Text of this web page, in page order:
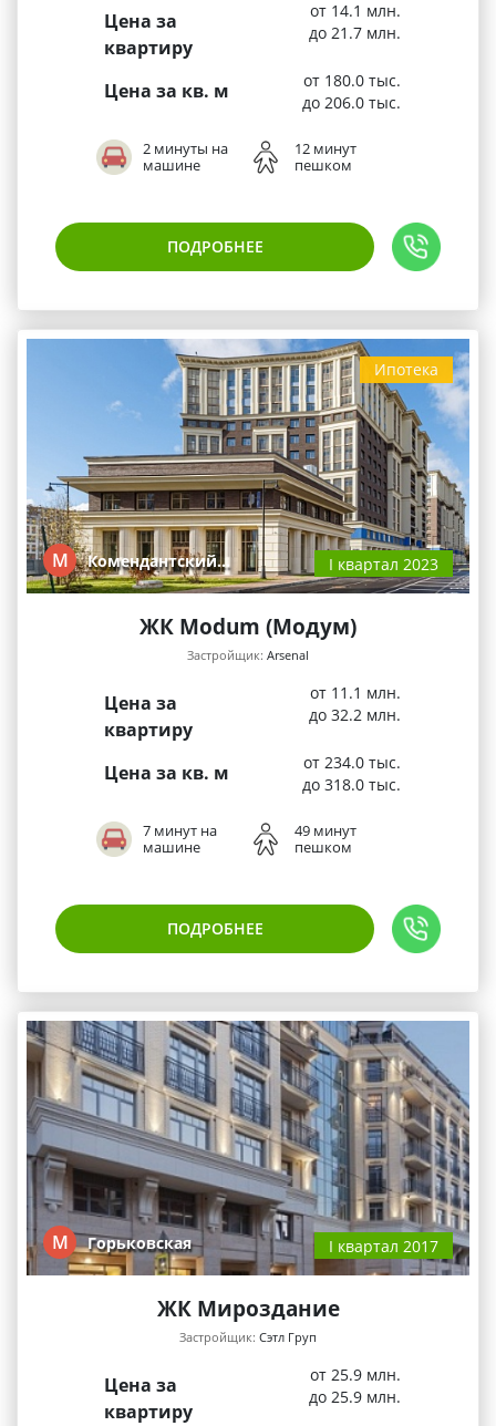
Цена за
квартиру
от 14.1 млн.
до 21.7 млн.
Цена за кв. м
от 180.0 тыс.
до 206.0 тыс.
2 минуты на
машине
12 минут
пешком
ПОДРОБНЕЕ
Ипотека
М Комендантский… I квартал 2023
ЖК Modum (Модум)
Застройщик: Arsenal
Цена за
квартиру
от 11.1 млн.
до 32.2 млн.
Цена за кв. м
от 234.0 тыс.
до 318.0 тыс.
7 минут на
машине
49 минут
пешком
ПОДРОБНЕЕ
М Горьковская I квартал 2017
ЖК Мироздание
Застройщик: Сэтл Груп
Цена за
квартиру
от 25.9 млн.
до 25.9 млн.